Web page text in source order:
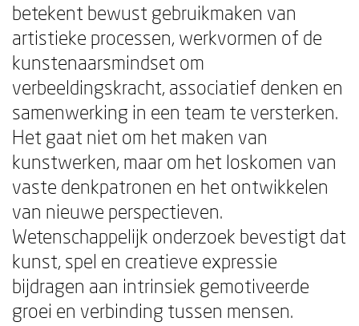
betekent bewust gebruikmaken van
artistieke processen, werkvormen of de
kunstenaarsmindset om
verbeeldingskracht, associatief denken en
samenwerking in een team te versterken.
Het gaat niet om het maken van
kunstwerken, maar om het loskomen van
vaste denkpatronen en het ontwikkelen
van nieuwe perspectieven.
Wetenschappelijk onderzoek bevestigt dat
kunst, spel en creatieve expressie
bijdragen aan intrinsiek gemotiveerde
groei en verbinding tussen mensen.